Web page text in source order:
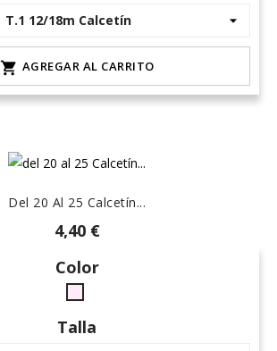
 AGREGAR AL CARRITO
Del 20 Al 25 Calcetín...
4,40 €
Color
rosa-
15
Talla